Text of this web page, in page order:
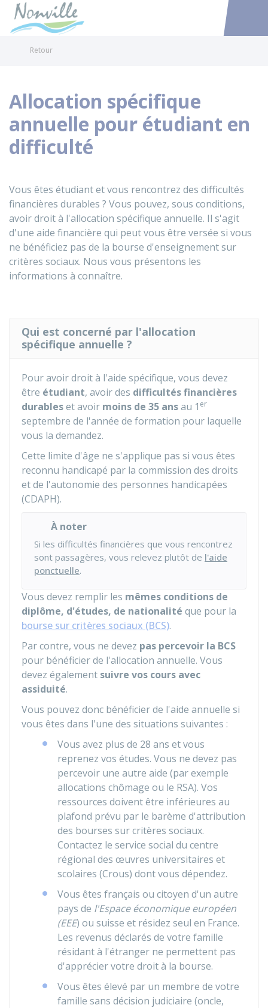
Accéder
Retour
Allocation spécifique
annuelle pour étudiant en
difficulté
Vous êtes étudiant et vous rencontrez des difficultés
financières durables ? Vous pouvez, sous conditions,
avoir droit à l'allocation spécifique annuelle. Il s'agit
d'une aide financière qui peut vous être versée si vous
ne bénéficiez pas de la bourse d'enseignement sur
critères sociaux. Nous vous présentons les
informations à connaître.
Qui est concerné par l'allocation
spécifique annuelle ?
Pour avoir droit à l'aide spécifique, vous devez
être étudiant, avoir des difficultés financières
durableset avoir moins de 35 ansau 1 er
septembre de l'année de formation pour laquelle
vous la demandez.
Cette limite d'âge ne s'applique pas si vous êtes
reconnu handicapé par la commission des droits
et de l'autonomie des personnes handicapées
(CDAPH).
À noter
Si les difficultés financières que vous rencontrez
sont passagères, vous relevez plutôt de l'aide
ponctuelle.
Vous devez remplir les mêmes conditions de
diplôme, d'études, de nationalité que pour la
bourse sur critères sociaux (BCS).
Par contre, vous ne devez pas percevoir la BCS
pour bénéficier de l'allocation annuelle. Vous
devez également suivre vos cours avec
assiduité.
Vous pouvez donc bénéficier de l'aide annuelle si
vous êtes dans l'une des situations suivantes :
Vous avez plus de 28 ans et vous
reprenez vos études. Vous ne devez pas
percevoir une autre aide (par exemple
allocations chômage ou le RSA). Vos
ressources doivent être inférieures au
plafond prévu par le barème d'attribution
des bourses sur critères sociaux.
Contactez le service social du centre
régional des œuvres universitaires et
scolaires (Crous) dont vous dépendez.
Vous êtes français ou citoyen d'un autre
pays de l'Espace économique européen
(EEE) ou suisse et résidez seul en France.
Les revenus déclarés de votre famille
résidant à l'étranger ne permettent pas
d'apprécier votre droit à la bourse.
Vous êtes élevé par un membre de votre
famille sans décision judiciaire (oncle,